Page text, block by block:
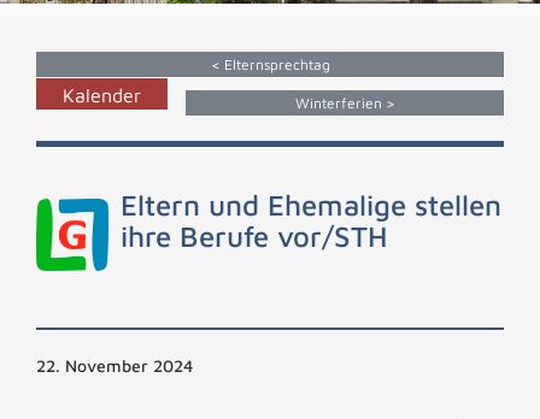
< Elternsprechtag
Kalender Winterferien >
Eltern und Ehemalige stellen
ihre Berufe vor/STH
22. November 2024